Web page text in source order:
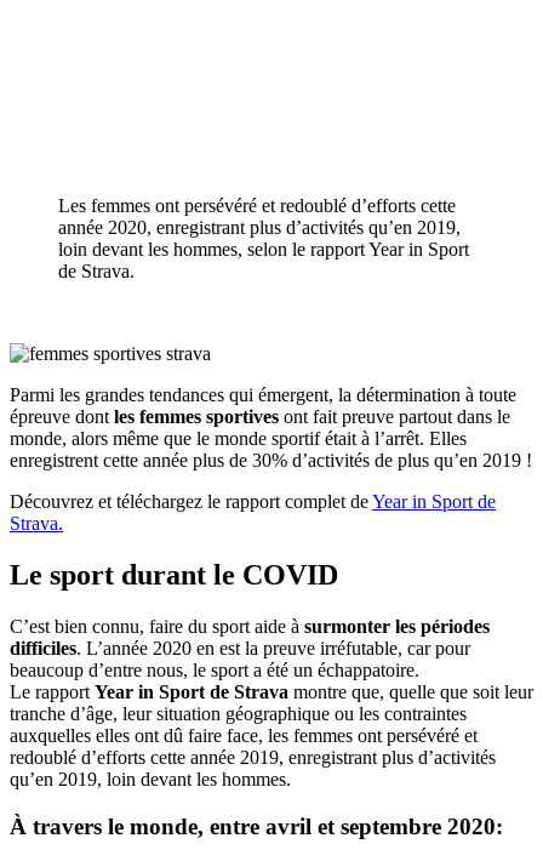
Les femmes ont persévéré et redoublé d’efforts cette
année 2020, enregistrant plus d’activités qu’en 2019,
loin devant les hommes, selon le rapport Year in Sport
de Strava.
Parmi les grandes tendances qui émergent, la détermination à toute
épreuve dont les femmes sportives ont fait preuve partout dans le
monde, alors même que le monde sportif était à l’arrêt. Elles
enregistrent cette année plus de 30% d’activités de plus qu’en 2019 !
Découvrez et téléchargez le rapport complet deYear in Sport de
Strava.
Le sport durant le COVID
C’est bien connu, faire du sport aide à surmonter les périodes
difficiles. L’année 2020 en est la preuve irréfutable, car pour
beaucoup d’entre nous, le sport a été un échappatoire.
Le rapport Year in Sport de Strava montre que, quelle que soit leur
tranche d’âge, leur situation géographique ou les contraintes
auxquelles elles ont dû faire face, les femmes ont persévéré et
redoublé d’efforts cette année 2019, enregistrant plus d’activités
qu’en 2019, loin devant les hommes.
À travers le monde, entre avril et septembre 2020: